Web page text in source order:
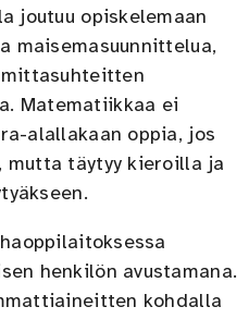
joutuu opiskelemaan
maisemasuunnittelua,
mittasuhteitten
Matematiikkaa ei
alallakaan oppia, jos
mutta täytyy kieroilla ja
henkilön avustamana.
kohdalla